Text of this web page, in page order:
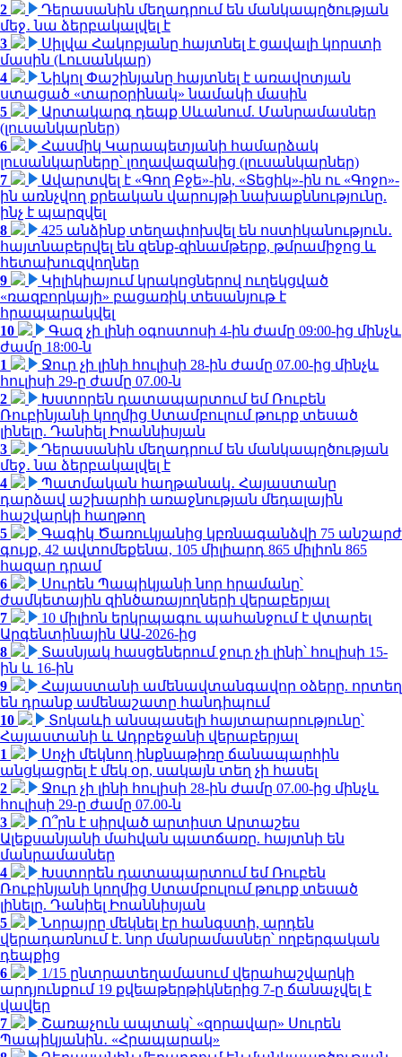
2
Դերասանին մեղադրում են մանկապղծության
մեջ․ նա ձերբակալվել է
3
Սիլվա Հակոբյանը հայտնել է ցավալի կորստի
մասին (Լուսանկար)
4
Նիկոլ Փաշինյանը հայտնել է առավոտյան
ստացած «տարօրինակ» նամակի մասին
5
Արտակարգ դեպք Սևանում. Մանրամասներ
(լուսանկարներ)
6
Հասմիկ Կարապետյանի համարձակ
լուսանկարները՝ լողավազանից (լուսանկարներ)
7
Ավարտվել է «Գող Բջե»-ին, «Տեցիկ»-ին ու «Գոջո»-
ին առնչվող քրեական վարույթի նախաքննությունը.
ինչ է պարզվել
8
425 անձինք տեղափոխվել են ոստիկանություն․
հայտնաբերվել են զենք-զինամթերք, թմրամիջոց և
հետախուզվողներ
9
Կիլիկիայում կրակոցներով ուղեկցված
«ռազբորկայի» բացառիկ տեսանյութ է
հրապարակվել
10
Գազ չի լինի օգոստոսի 4-ին ժամը 09:00-ից մինչև
ժամը 18:00-ն
1
Ջուր չի լինի հուլիսի 28-ին ժամը 07.00-ից մինչև
հուլիսի 29-ը ժամը 07.00-ն
2
Խստորեն դատապարտում եմ Ռուբեն
Ռուբինյանի կողմից Ստամբուլում թուրք տեսած
լինելը. Դանիել Իոաննիսյան
3
Դերասանին մեղադրում են մանկապղծության
մեջ․ նա ձերբակալվել է
4
Պատմական հաղթանակ․ Հայաստանը
դարձավ աշխարհի առաջնության մեդալային
հաշվարկի հաղթող
5
Գագիկ Ծառուկյանից կբռնագանձվի 75 անշարժ
գույք, 42 ավտոմեքենա, 105 միլիարդ 865 միլիոն 865
հազար դրամ
6
Սուրեն Պապիկյանի նոր հրամանը՝
ժամկետային զինծառայողների վերաբերյալ
7
10 միլիոն երկրպագու պահանջում է վտարել
Արգենտինային ԱԱ-2026-ից
8
Տասնյակ հասցեներում ջուր չի լինի՝ հուլիսի 15-
ին և 16-ին
9
Հայաստանի ամենավտանգավոր օձերը. որտեղ
են դրանք ամենաշատը հանդիպում
10
Տոկաևի անսպասելի հայտարարությունը՝
Հայաստանի և Ադրբեջանի վերաբերյալ
1
Սոչի մեկնող ինքնաթիռը ճանապարհին
անցկացրել է մեկ օր, սակայն տեղ չի հասել
2
Ջուր չի լինի հուլիսի 28-ին ժամը 07.00-ից մինչև
հուլիսի 29-ը ժամը 07.00-ն
3
Ո՞րն է սիրված արտիստ Արտաշես
Ալեքսանյանի մահվան պատճառը. հայտնի են
մանրամասներ
4
Խստորեն դատապարտում եմ Ռուբեն
Ռուբինյանի կողմից Ստամբուլում թուրք տեսած
լինելը. Դանիել Իոաննիսյան
5
Նորայրը մեկնել էր հանգստի, արդեն
վերադառնում է. նոր մանրամասներ՝ ողբերգական
դեպքից
6
1/15 ընտրատեղամասում վերահաշվարկի
արդյունքում 19 քվեաթերթիկներից 7-ը ճանաչվել է
վավեր
7
Շառաչուն ապտակ՝ «զորավար» Սուրեն
Պապիկյանին․ «Հրապարակ»